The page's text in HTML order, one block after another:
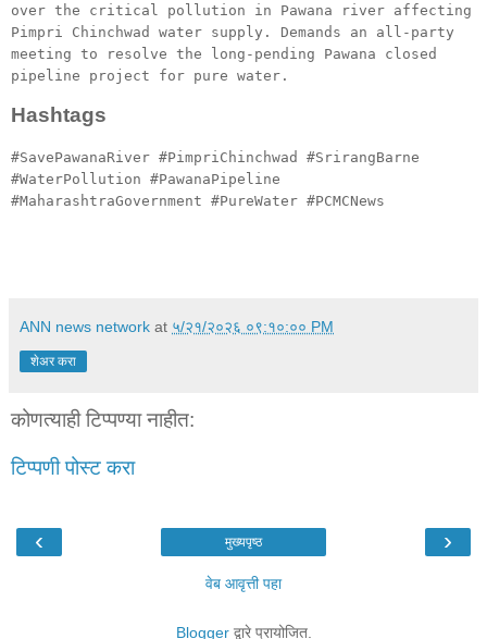
over the critical pollution in Pawana river affecting
Pimpri Chinchwad water supply. Demands an all-party
meeting to resolve the long-pending Pawana closed
pipeline project for pure water.
Hashtags
#SavePawanaRiver #PimpriChinchwad #SrirangBarne
#WaterPollution #PawanaPipeline
#MaharashtraGovernment #PureWater #PCMCNews
ANN news network at ५/२१/२०२६ ०९:१०:०० PM
शेअर करा
कोणत्याही टिप्पण्‍या नाहीत:
टिप्पणी पोस्ट करा
‹ ›
मुख्यपृष्ठ
वेब आवृत्ती पहा
Bloggerद्वारे प्रायोजित.